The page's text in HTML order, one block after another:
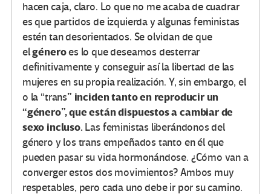
hacen caja, claro. Lo que no me acaba de cuadrar
es que partidos de izquierda y algunas feministas
estén tan desorientados. Se olvidan de que
elgéneroes lo que deseamos desterrar
definitivamente y conseguir así la libertad de las
mujeres en su propia realización. Y, sin embargo, el
o la “trans” inciden tanto en reproducir un
“género”, que están dispuestos a cambiar de
sexo incluso. Las feministas liberándonos del
género y los trans empeñados tanto en él que
pueden pasar su vida hormonándose. ¿Cómo van a
converger estos dos movimientos? Ambos muy
respetables, pero cada uno debe ir por su camino.